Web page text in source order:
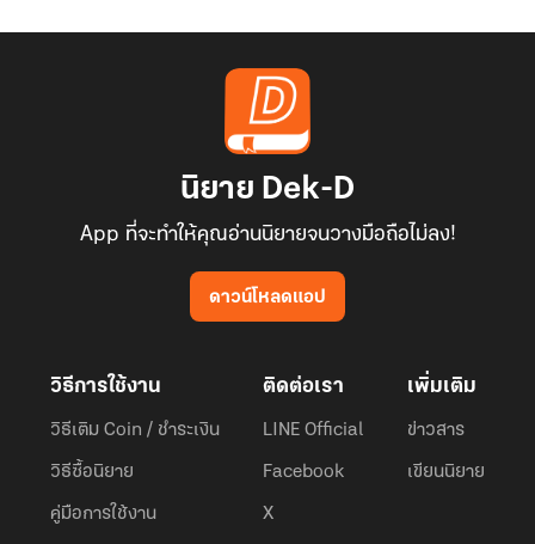
นิยาย Dek-D
App ที่จะทำให้คุณอ่านนิยายจนวางมือถือไม่ลง!
ดาวน์โหลดแอป
วิธีการใช้งาน
วิธีเติม Coin / ชำระเงิน
วิธีซื้อนิยาย
คู่มือการใช้งาน
ติดต่อเรา
LINE Official
Facebook
X
เพิ่มเติม
ข่าวสาร
เขียนนิยาย